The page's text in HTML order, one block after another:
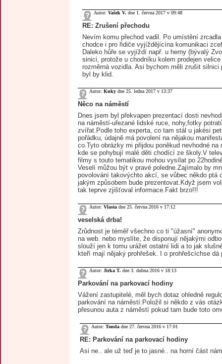
Autor: Vašek V. dne 1. června 2017 v 09:48
RE: Zrušení přechodu
Nevím komu přechod vadil. Po umístění
chodce i pro řidiče vyjíždějícína komunikaci
Daleko hůře se vyjíždí např. u herny (bývalý
sinici, protože u chodníku kolem prodejen
rozměrná vozidla. Asi bychom měli zrušit silnici
byl by klid.
Autor: Kuky dne 25. ledna 2017 v 13:37
Něco na náměstí
Dnes jsem byl překvapen prezentací dosti
na náměstí-uřezané lidské ruce, nohy,fotky
zvířat.Podle toho experta, co tam stál u jakési
pořádku, údajně má povolení na nějakou
co.Tyto obrázky mi přijdou poněkud nevhodné
kde se pohybují malé děti chodící ze školy.V
filmy s touto tematikou mohou vysílat po
Veselí můžou být v pravé poledne.Zajímalo by
povolování takovýchto akcí, se vůbec někdo ptá
jakým způsobem bude prezentovat.Když jsem
tak teprve zjišťoval informace.Fakt brzo!!!
Autor: Vlasta dne 25. června 2016 v 17:12
veselská drba!
Zrůdnost je téměř všechno co ti "úžasní"
na web. nebo myslíte, že disponují nějakými
slouží jen k tomu urážet ostatní lidi a to jak
kteří mají nějaký prohřešek. I o prohřešcíchse dá
Autor: Jirka T. dne 3. dubna 2016 v 18:13
Parkování na parkovací hodiny
Vážení zastupitelé, měl bych dotaz ohledně
parkování na náměstí:Položil si někdo z vás
přesunou auta z náměstí pokud tam bude toto
Autor: Tonda dne 27. června 2016 v 17:01
RE: Parkování na parkovací hodiny
Asi ne.. ale už teď je to jasné.. na horní část